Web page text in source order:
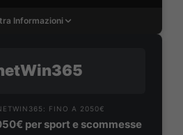
Informazioni
FINO A 2050€
per sport e scommesse